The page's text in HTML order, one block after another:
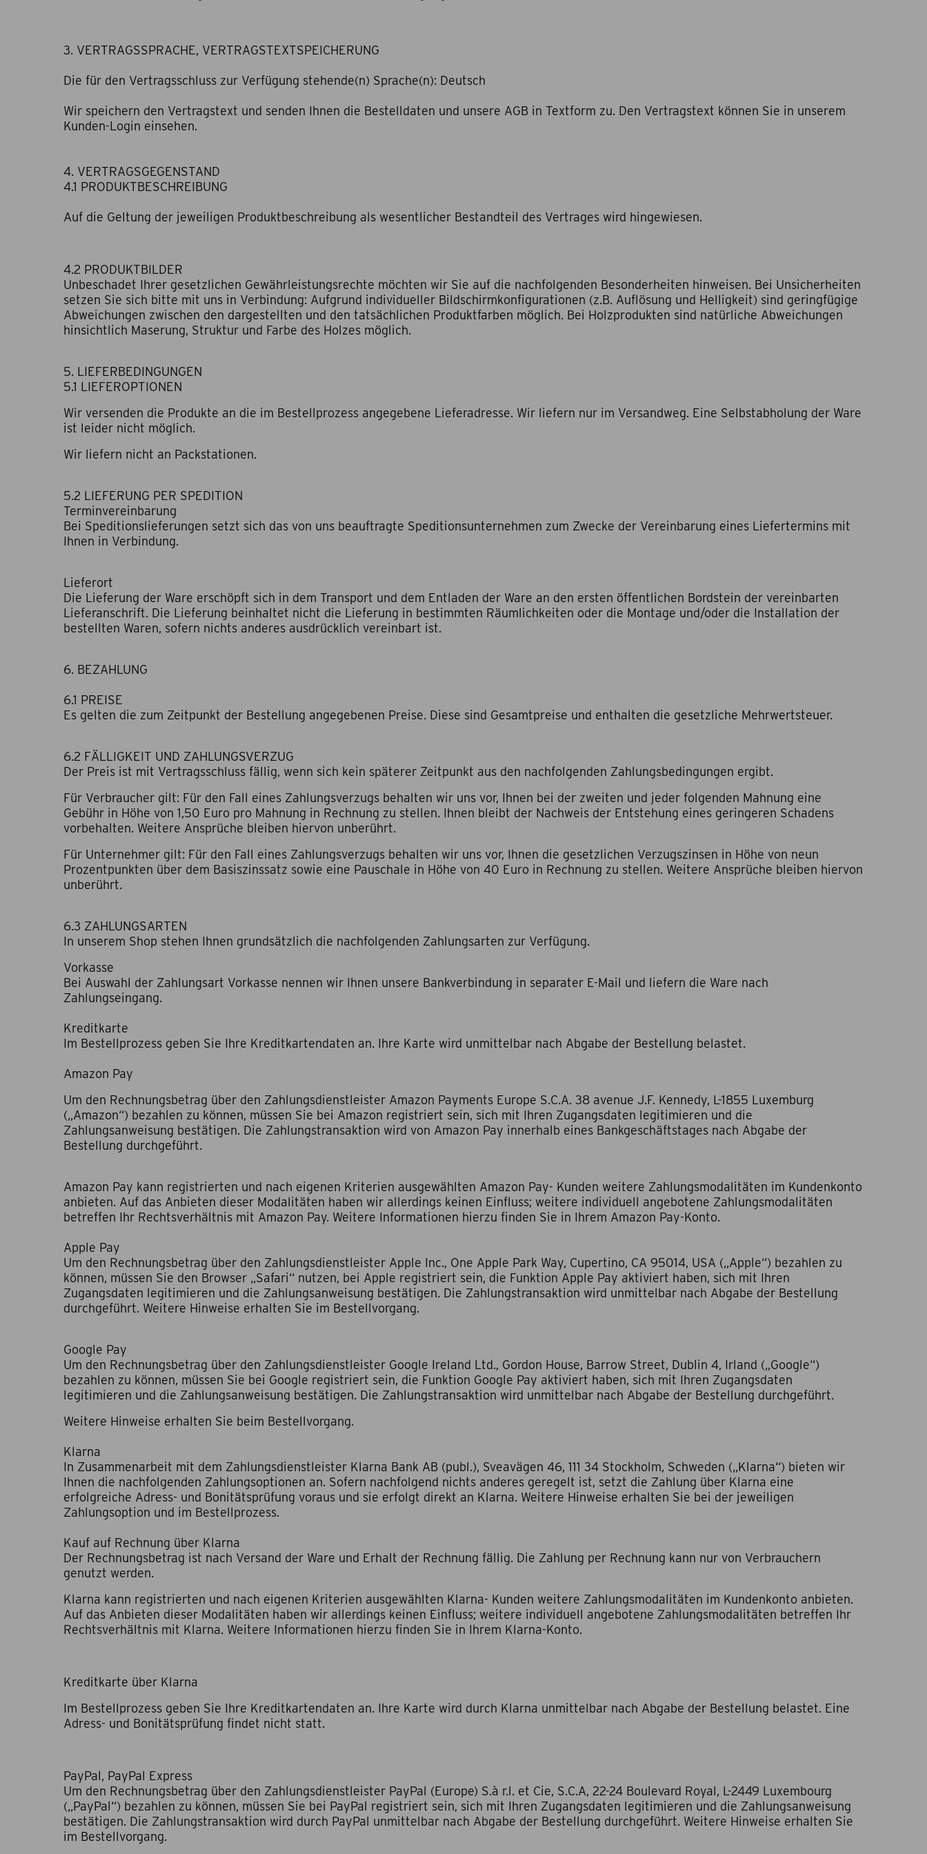
3. VERTRAGSSPRACHE, VERTRAGSTEXTSPEICHERUNG
Die für den Vertragsschluss zur Verfügung stehende(n) Sprache(n): Deutsch
Wir speichern den Vertragstext und senden Ihnen die Bestelldaten und unsere AGB in Textform zu. Den Vertragstext können Sie in unserem
Kunden-Login einsehen.
4. VERTRAGSGEGENSTAND
4.1 PRODUKTBESCHREIBUNG
Auf die Geltung der jeweiligen Produktbeschreibung als wesentlicher Bestandteil des Vertrages wird hingewiesen.
4.2 PRODUKTBILDER
Unbeschadet Ihrer gesetzlichen Gewährleistungsrechte möchten wir Sie auf die nachfolgenden Besonderheiten hinweisen. Bei Unsicherheiten
setzen Sie sich bitte mit uns in Verbindung: Aufgrund individueller Bildschirmkonfigurationen (z.B. Auflösung und Helligkeit) sind geringfügige
Abweichungen zwischen den dargestellten und den tatsächlichen Produktfarben möglich. Bei Holzprodukten sind natürliche Abweichungen
hinsichtlich Maserung, Struktur und Farbe des Holzes möglich.
5. LIEFERBEDINGUNGEN
5.1 LIEFEROPTIONEN
Wir versenden die Produkte an die im Bestellprozess angegebene Lieferadresse. Wir liefern nur im Versandweg. Eine Selbstabholung der Ware
ist leider nicht möglich.
Wir liefern nicht an Packstationen.
5.2 LIEFERUNG PER SPEDITION
Terminvereinbarung
Bei Speditionslieferungen setzt sich das von uns beauftragte Speditionsunternehmen zum Zwecke der Vereinbarung eines Liefertermins mit
Ihnen in Verbindung.
Lieferort
Die Lieferung der Ware erschöpft sich in dem Transport und dem Entladen der Ware an den ersten öffentlichen Bordstein der vereinbarten
Lieferanschrift. Die Lieferung beinhaltet nicht die Lieferung in bestimmten Räumlichkeiten oder die Montage und/oder die Installation der
bestellten Waren, sofern nichts anderes ausdrücklich vereinbart ist.
6. BEZAHLUNG
6.1 PREISE
Es gelten die zum Zeitpunkt der Bestellung angegebenen Preise. Diese sind Gesamtpreise und enthalten die gesetzliche Mehrwertsteuer.
6.2 FÄLLIGKEIT UND ZAHLUNGSVERZUG
Der Preis ist mit Vertragsschluss fällig, wenn sich kein späterer Zeitpunkt aus den nachfolgenden Zahlungsbedingungen ergibt.
Für Verbraucher gilt: Für den Fall eines Zahlungsverzugs behalten wir uns vor, Ihnen bei der zweiten und jeder folgenden Mahnung eine
Gebühr in Höhe von 1,50 Euro pro Mahnung in Rechnung zu stellen. Ihnen bleibt der Nachweis der Entstehung eines geringeren Schadens
vorbehalten. Weitere Ansprüche bleiben hiervon unberührt.
Für Unternehmer gilt: Für den Fall eines Zahlungsverzugs behalten wir uns vor, Ihnen die gesetzlichen Verzugszinsen in Höhe von neun
Prozentpunkten über dem Basiszinssatz sowie eine Pauschale in Höhe von 40 Euro in Rechnung zu stellen. Weitere Ansprüche bleiben hiervon
unberührt.
6.3 ZAHLUNGSARTEN
In unserem Shop stehen Ihnen grundsätzlich die nachfolgenden Zahlungsarten zur Verfügung.
Vorkasse
Bei Auswahl der Zahlungsart Vorkasse nennen wir Ihnen unsere Bankverbindung in separater E-Mail und liefern die Ware nach
Zahlungseingang.
Kreditkarte
Im Bestellprozess geben Sie Ihre Kreditkartendaten an. Ihre Karte wird unmittelbar nach Abgabe der Bestellung belastet.
Amazon Pay
Um den Rechnungsbetrag über den Zahlungsdienstleister Amazon Payments Europe S.C.A. 38 avenue J.F. Kennedy, L-1855 Luxemburg
(„Amazon“) bezahlen zu können, müssen Sie bei Amazon registriert sein, sich mit Ihren Zugangsdaten legitimieren und die
Zahlungsanweisung bestätigen. Die Zahlungstransaktion wird von Amazon Pay innerhalb eines Bankgeschäftstages nach Abgabe der
Bestellung durchgeführt.
Amazon Pay kann registrierten und nach eigenen Kriterien ausgewählten Amazon Pay- Kunden weitere Zahlungsmodalitäten im Kundenkonto
anbieten. Auf das Anbieten dieser Modalitäten haben wir allerdings keinen Einfluss; weitere individuell angebotene Zahlungsmodalitäten
betreffen Ihr Rechtsverhältnis mit Amazon Pay. Weitere Informationen hierzu finden Sie in Ihrem Amazon Pay-Konto.
Apple Pay
Um den Rechnungsbetrag über den Zahlungsdienstleister Apple Inc., One Apple Park Way, Cupertino, CA 95014, USA („Apple“) bezahlen zu
können, müssen Sie den Browser „Safari“ nutzen, bei Apple registriert sein, die Funktion Apple Pay aktiviert haben, sich mit Ihren
Zugangsdaten legitimieren und die Zahlungsanweisung bestätigen. Die Zahlungstransaktion wird unmittelbar nach Abgabe der Bestellung
durchgeführt. Weitere Hinweise erhalten Sie im Bestellvorgang.
Google Pay
Um den Rechnungsbetrag über den Zahlungsdienstleister Google Ireland Ltd., Gordon House, Barrow Street, Dublin 4, Irland („Google“)
bezahlen zu können, müssen Sie bei Google registriert sein, die Funktion Google Pay aktiviert haben, sich mit Ihren Zugangsdaten
legitimieren und die Zahlungsanweisung bestätigen. Die Zahlungstransaktion wird unmittelbar nach Abgabe der Bestellung durchgeführt.
Weitere Hinweise erhalten Sie beim Bestellvorgang.
Klarna
In Zusammenarbeit mit dem Zahlungsdienstleister Klarna Bank AB (publ.), Sveavägen 46, 111 34 Stockholm, Schweden („Klarna“) bieten wir
Ihnen die nachfolgenden Zahlungsoptionen an. Sofern nachfolgend nichts anderes geregelt ist, setzt die Zahlung über Klarna eine
erfolgreiche Adress- und Bonitätsprüfung voraus und sie erfolgt direkt an Klarna. Weitere Hinweise erhalten Sie bei der jeweiligen
Zahlungsoption und im Bestellprozess.
Kauf auf Rechnung über Klarna
Der Rechnungsbetrag ist nach Versand der Ware und Erhalt der Rechnung fällig. Die Zahlung per Rechnung kann nur von Verbrauchern
genutzt werden.
Klarna kann registrierten und nach eigenen Kriterien ausgewählten Klarna- Kunden weitere Zahlungsmodalitäten im Kundenkonto anbieten.
Auf das Anbieten dieser Modalitäten haben wir allerdings keinen Einfluss; weitere individuell angebotene Zahlungsmodalitäten betreffen Ihr
Rechtsverhältnis mit Klarna. Weitere Informationen hierzu finden Sie in Ihrem Klarna-Konto.
Kreditkarte über Klarna
Im Bestellprozess geben Sie Ihre Kreditkartendaten an. Ihre Karte wird durch Klarna unmittelbar nach Abgabe der Bestellung belastet. Eine
Adress- und Bonitätsprüfung findet nicht statt.
PayPal, PayPal Express
Um den Rechnungsbetrag über den Zahlungsdienstleister PayPal (Europe) S.à r.l. et Cie, S.C.A, 22-24 Boulevard Royal, L-2449 Luxembourg
(„PayPal“) bezahlen zu können, müssen Sie bei PayPal registriert sein, sich mit Ihren Zugangsdaten legitimieren und die Zahlungsanweisung
bestätigen. Die Zahlungstransaktion wird durch PayPal unmittelbar nach Abgabe der Bestellung durchgeführt. Weitere Hinweise erhalten Sie
im Bestellvorgang.